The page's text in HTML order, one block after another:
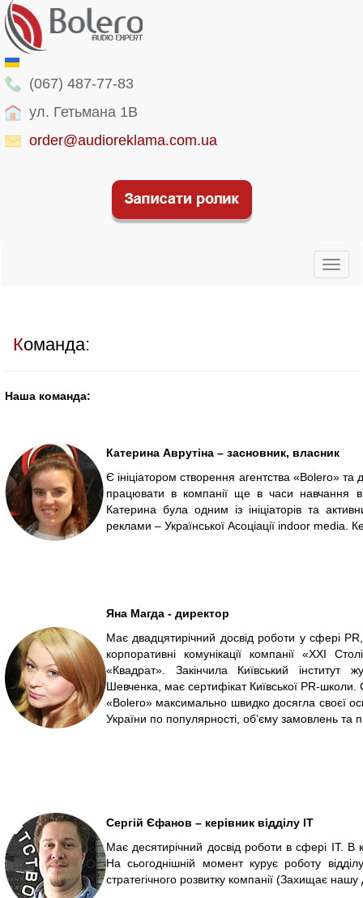
(067) 487-77-83
ул. Гетьмана 1В
order@audioreklama.com.ua
Команда:
Наша команда:
Катерина Аврутіна – засновник, власник
Є ініціатором створення агентства «Bolero»
працювати в компанії ще в часи навчання в
Катерина була одним із ініціаторів та
реклами – Української Асоціації indoor media.
Яна Магда - директор
Має двадцятирічний досвід роботи у сфері
корпоративні комунікації компанії «ХХІ
«Квадрат». Закінчила Київський інститут
Шевченка, має сертифікат Київської PR-школи.
«Bolero» максимально швидко досягла своєї
України по популярності, об’єму замовлень та
Сергій Єфанов – керівник відділу ІТ
Має десятирічний досвід роботи в сфері ІТ.
На сьогоднішній момент курує роботу
стратегічного розвитку компанії (Захищає